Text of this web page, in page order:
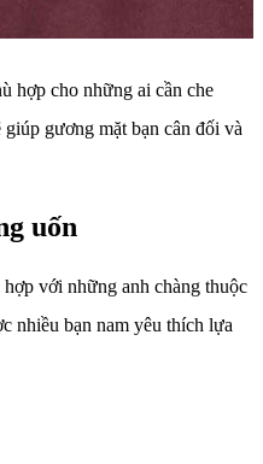
hợp cho những ai cần che
gương mặt bạn cân đối và
uốn
với những anh chàng thuộc
nhiều bạn nam yêu thích lựa